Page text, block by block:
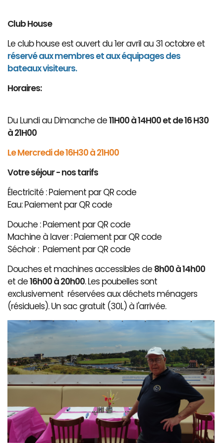
Club House
Le club house est ouvert du 1er avril au 31 octobre et
réservé aux membres et aux équipages des
bateaux visiteurs.
Horaires:
Du Lundi au Dimanche de11H00 à 14H00 et de 16 H30
à 21H00
Le Mercredi de 16H30 à 21H00
Votre séjour - nos tarifs
Électricité : Paiement par QR code
Eau: Paiement par QR code
Douche : Paiement par QR code
Machine à laver : Paiement par QR code
Séchoir : Paiement par QR code
Douches et machines accessibles de 8h00 à 14h00
et de16h00 à 20h00. Les poubelles sont
exclusivement réservées aux déchets ménagers
(résiduels). Un sac gratuit (30L) à l'arrivée.